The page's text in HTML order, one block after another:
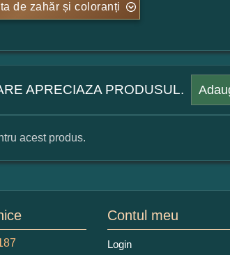
de zahăr și coloranți
APRECIAZA PRODUSUL.
acest produs.
Contul meu
Login